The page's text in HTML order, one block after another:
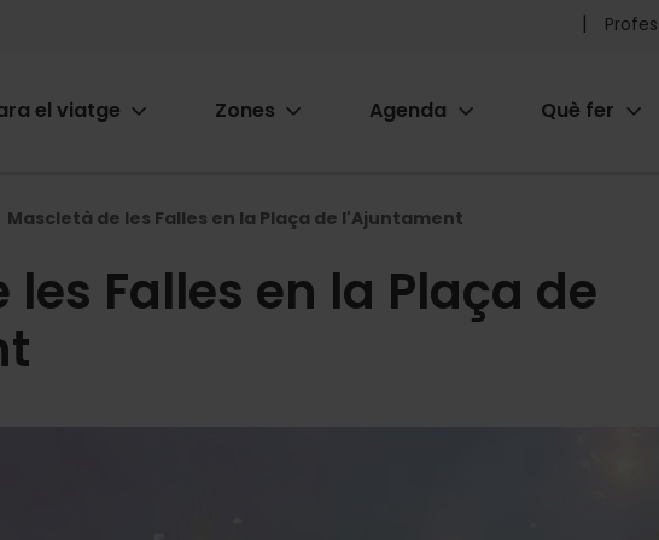
Pre
el viatge Zones Agenda Què fer
Mascletà de les Falles en la Plaça de l'Ajuntament
Falles en la Plaça de